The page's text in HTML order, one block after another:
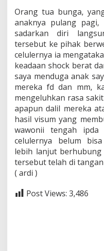
Orang tua bunga,
anaknya pulang pagi,
sadarkan diri
tersebut ke pihak
celulernya ia
keadaan shock berat
saya menduga anak
mereka fd dan mm,
mengeluhkan rasa
apapun dalil mereka
hasil visum yang
wawonii tengah
celulernya belum
lebih lanjut berhubung
tersebut telah di
( ardi )
Post Views: 3,486